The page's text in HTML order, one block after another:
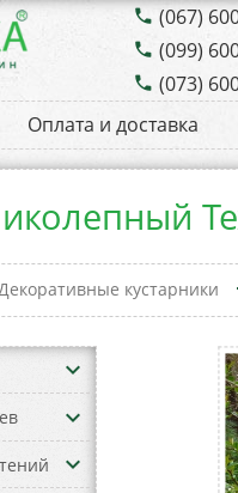
phone (067)
phone (099)
phone (073)
Оплата и доставка
кустарники
keyboard_arrow_down
keyboard_arrow_down
keyboard_arrow_down